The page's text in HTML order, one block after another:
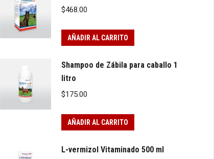
$468.00
AÑADIR AL CARRITO
Shampoo de Zábila para caballo 1
litro
$175.00
AÑADIR AL CARRITO
L-vermizol Vitaminado 500 ml